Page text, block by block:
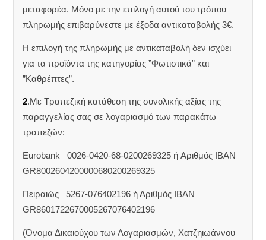
μεταφορέα. Μόνο με την επιλογή αυτού του τρόπου
πληρωμής επιβαρύνεστε με έξοδα αντικαταβολής 3€.
Η επιλογή της πληρωμής με αντικαταβολή δεν ισχύει
για τα προϊόντα της κατηγορίας ”Φωτιστικά” και
”Καθρέπτες”.
2.Με Τραπεζική κατάθεση της συνολικής αξίας της
παραγγελίας σας σε λογαριασμό των παρακάτω
τραπεζών:
Eurobank 0026-0420-68-0200269325 ή Aριθμός IBAN
GR8002604200000680200269325
Πειραιώς 5267-076402196 ή Αριθμός IBAN
GR8601722670005267076402196
(Όνομα Δικαιούχου των Λογαριασμών, Χατζηιωάννου